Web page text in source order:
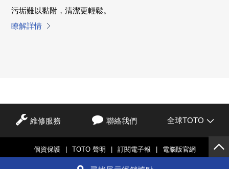
污垢難以黏附，清潔更輕鬆。
瞭解詳情
維修服務 聯絡我們 全球TOTO
個資保護 TOTO 聲明 訂閱電子報 電腦版官網
© TOTO LTD.